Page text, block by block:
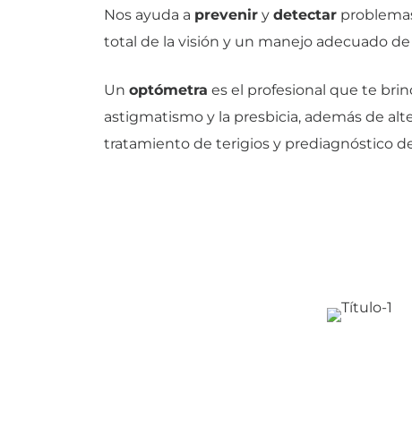
Nos ayuda a prevenir ydetectar
total de la visión y un manejo adecuado
Unoptómetra es el profesional que te
astigmatismo y la presbicia, además de
tratamiento de terigios y prediagnóstico